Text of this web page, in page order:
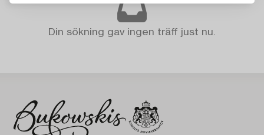
Din sökning gav ingen träff just nu.